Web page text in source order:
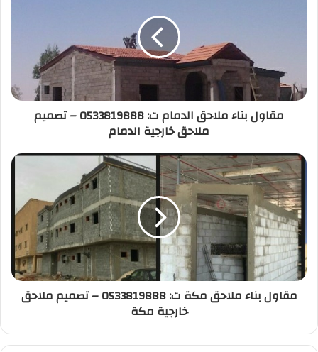
مقاول بناء ملاحق الدمام ت: 0533819888 – تصميم
ملاحق خارجية الدمام
مقاول بناء ملاحق مكة ت: 0533819888 – تصميم ملاحق
خارجية مكة